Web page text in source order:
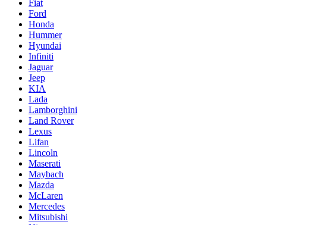
Fiat
Ford
Honda
Hummer
Hyundai
Infiniti
Jaguar
Jeep
KIA
Lada
Lamborghini
Land Rover
Lexus
Lifan
Lincoln
Maserati
Maybach
Mazda
McLaren
Mercedes
Mitsubishi